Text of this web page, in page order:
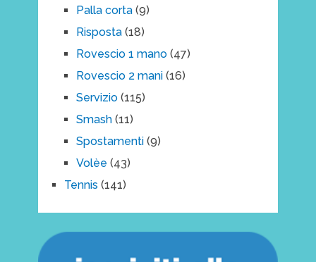
Palla corta(9)
Risposta(18)
Rovescio 1 mano(47)
Rovescio 2 mani(16)
Servizio(115)
Smash(11)
Spostamenti(9)
Volèe (43)
Tennis (141)